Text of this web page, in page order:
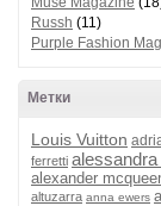
Russh (11)
Purple Fashion
Метки
Louis Vuitton
ferretti
alexander
altuzarra anna ewers